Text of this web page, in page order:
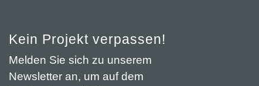
Kein Projekt verpassen!
Melden Sie sich zu unserem
Newsletter an, um auf dem